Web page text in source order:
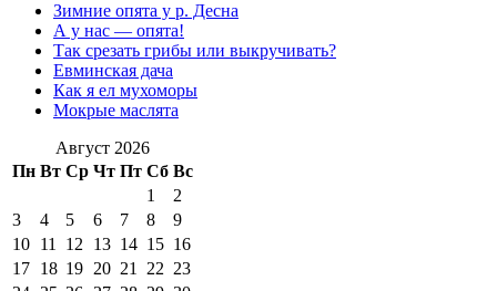
Зимние опята у р. Десна
А у нас — опята!
Так срезать грибы или выкручивать?
Евминская дача
Как я ел мухоморы
Мокрые маслята
Август 2026
Пн Вт Ср Чт Пт Сб Вс
1
2
3
4 5 6 7 8
9
10 11 12 13 14 15 16
17 18 19 20 21 22 23